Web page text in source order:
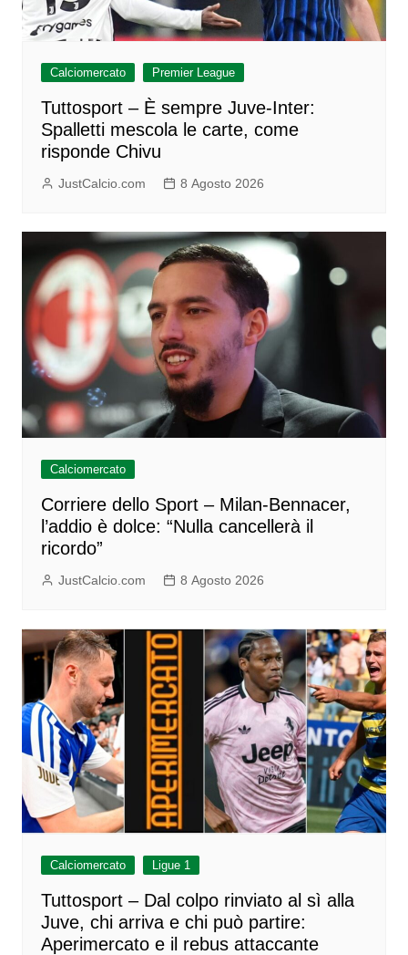
Calciomercato Premier League
Tuttosport – È sempre Juve-Inter:
Spalletti mescola le carte, come
risponde Chivu
JustCalcio.com 8 Agosto 2026
Calciomercato
Corriere dello Sport – Milan-Bennacer,
l’addio è dolce: “Nulla cancellerà il
ricordo”
JustCalcio.com 8 Agosto 2026
Calciomercato Ligue 1
Tuttosport – Dal colpo rinviato al sì alla
Juve, chi arriva e chi può partire:
Aperimercato e il rebus attaccante